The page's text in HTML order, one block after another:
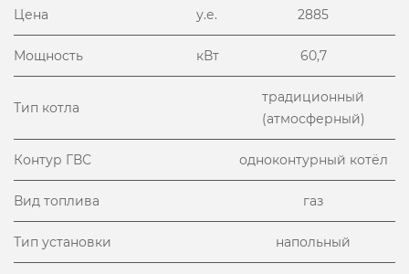
Цена у.е. 2885
Мощность кВт 60,7
Тип котла
традиционный
(атмосферный)
Контур ГВС одноконтурный котёл
Вид топлива газ
Тип установки напольный